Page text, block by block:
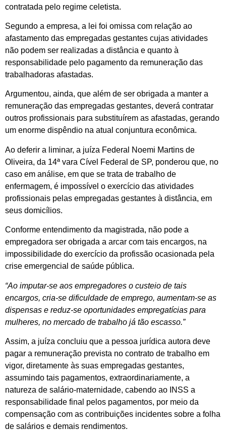
contratada pelo regime celetista.
Segundo a empresa, a lei foi omissa com relação ao
afastamento das empregadas gestantes cujas atividades
não podem ser realizadas a distância e quanto à
responsabilidade pelo pagamento da remuneração das
trabalhadoras afastadas.
Argumentou, ainda, que além de ser obrigada a manter a
remuneração das empregadas gestantes, deverá contratar
outros profissionais para substituírem as afastadas, gerando
um enorme dispêndio na atual conjuntura econômica.
Ao deferir a liminar, a juíza Federal Noemi Martins de
Oliveira, da 14ª vara Cível Federal de SP, ponderou que, no
caso em análise, em que se trata de trabalho de
enfermagem, é impossível o exercício das atividades
profissionais pelas empregadas gestantes à distância, em
seus domicílios.
Conforme entendimento da magistrada, não pode a
empregadora ser obrigada a arcar com tais encargos, na
impossibilidade do exercício da profissão ocasionada pela
crise emergencial de saúde pública.
“Ao imputar-se aos empregadores o custeio de tais
encargos, cria-se dificuldade de emprego, aumentam-se as
dispensas e reduz-se oportunidades empregatícias para
mulheres, no mercado de trabalho já tão escasso.”
Assim, a juíza concluiu que a pessoa jurídica autora deve
pagar a remuneração prevista no contrato de trabalho em
vigor, diretamente às suas empregadas gestantes,
assumindo tais pagamentos, extraordinariamente, a
natureza de salário-maternidade, cabendo ao INSS a
responsabilidade final pelos pagamentos, por meio da
compensação com as contribuições incidentes sobre a folha
de salários e demais rendimentos.